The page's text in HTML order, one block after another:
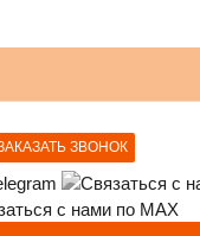
ЗВОНОК